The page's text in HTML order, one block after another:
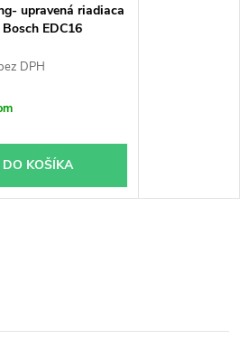
upravená riadiaca
EDC16
DPH
DO KOŠÍKA